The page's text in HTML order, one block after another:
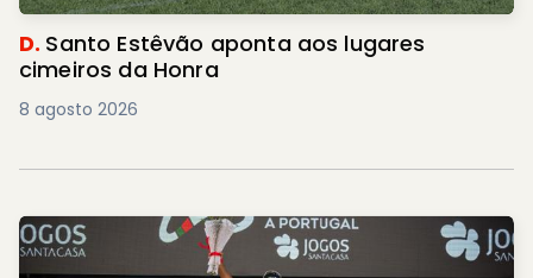
D. Santo Estêvão aponta aos lugares
cimeiros da Honra
8 agosto 2026